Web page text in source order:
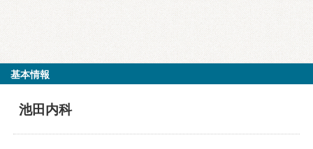
基本情報
池田内科